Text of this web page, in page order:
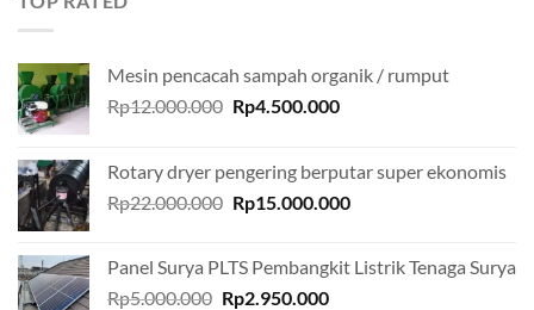
Mesin pencacah sampah organik / rumput
Rp12.000.000 Original
Rp12.000.000.
Rp4.500.000Current
Rp4.500.000.
Rotary dryer pengering berputar super ekonomis
Rp22.000.000 Original
Rp22.000.000.
Rp15.000.000Current
Rp15.000.000.
Panel Surya PLTS Pembangkit Listrik Tenaga Surya
Rp5.000.000 Original
Rp2.950.000Current